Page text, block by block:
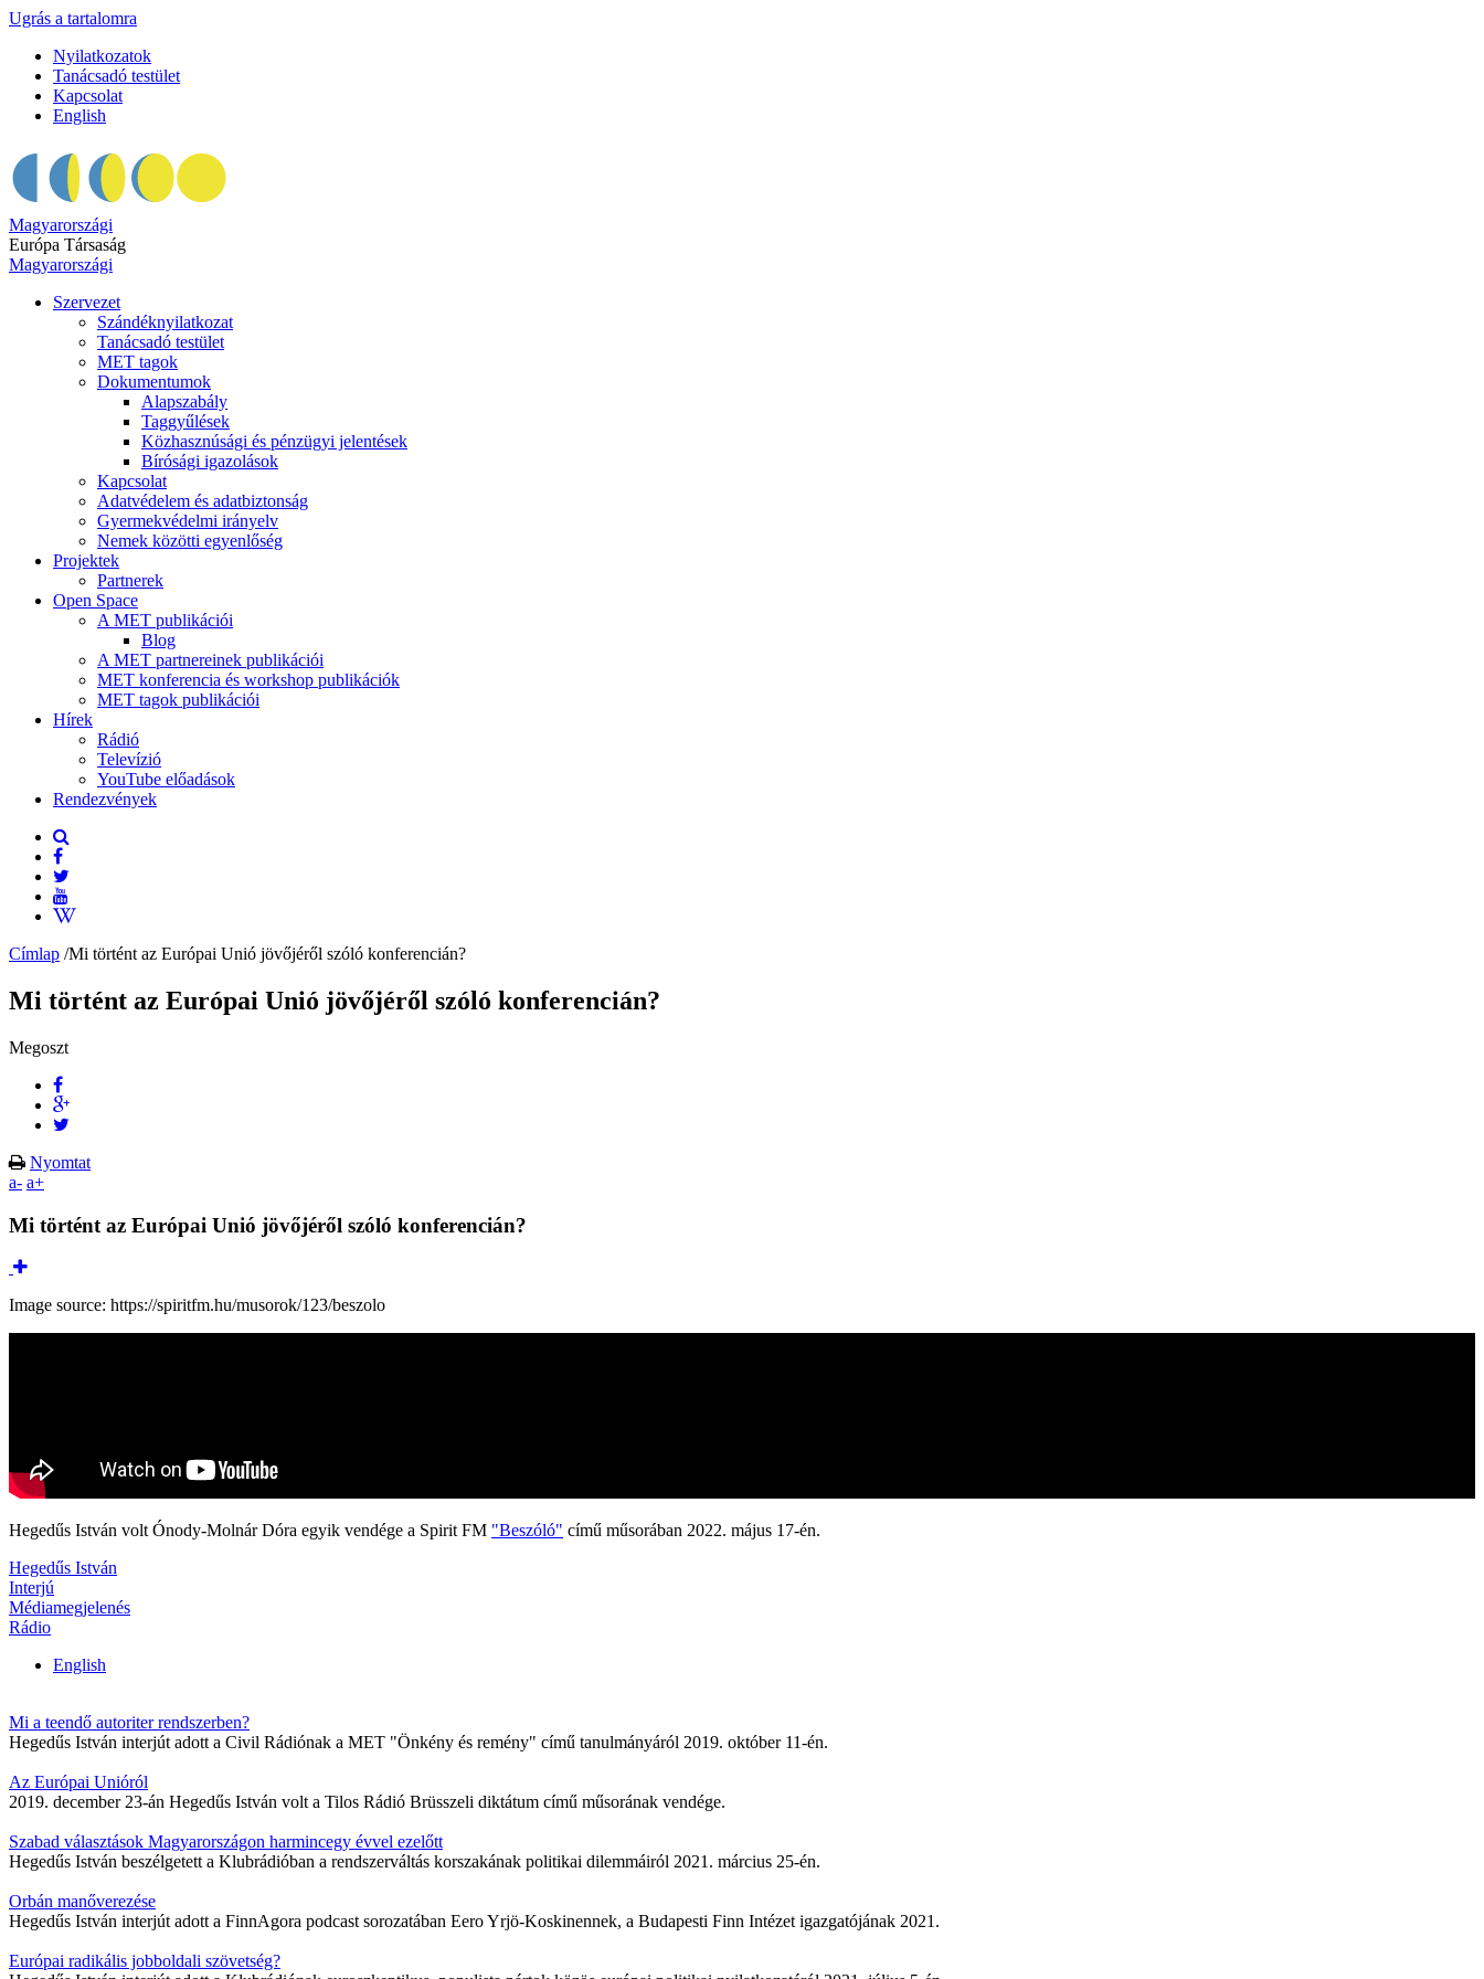
Ugrás a tartalomra
Nyilatkozatok
Tanácsadó testület
Kapcsolat
English
Magyarországi
Európa Társaság
Magyarországi
Szervezet
Szándéknyilatkozat
Tanácsadó testület
MET tagok
Dokumentumok
Alapszabály
Taggyűlések
Közhasznúsági és pénzügyi jelentések
Bírósági igazolások
Kapcsolat
Adatvédelem és adatbiztonság
Gyermekvédelmi irányelv
Nemek közötti egyenlőség
Projektek
Partnerek
Open Space
A MET publikációi
Blog
A MET partnereinek publikációi
MET konferencia és workshop publikációk
MET tagok publikációi
Hírek
Rádió
Televízió
YouTube előadások
Rendezvények
Címlap /Mi történt az Európai Unió jövőjéről szóló konferencián?
Mi történt az Európai Unió jövőjéről szóló konferencián?
Megoszt
Nyomtat
a- a+
Mi történt az Európai Unió jövőjéről szóló konferencián?
Image source: https://spiritfm.hu/musorok/123/beszolo
Hegedűs István volt Ónody-Molnár Dóra egyik vendége a Spirit FM "Beszóló" című műsorában 2022. május 17-én.
Hegedűs István
Interjú
Médiamegjelenés
Rádio
English
Mi a teendő autoriter rendszerben?
Hegedűs István interjút adott a Civil Rádiónak a MET "Önkény és remény" című tanulmányáról 2019. október 11-én.
Az Európai Unióról
2019. december 23-án Hegedűs István volt a Tilos Rádió Brüsszeli diktátum című műsorának vendége.
Szabad választások Magyarországon harmincegy évvel ezelőtt
Hegedűs István beszélgetett a Klubrádióban a rendszerváltás korszakának politikai dilemmáiról 2021. március 25-én.
Orbán manőverezése
Hegedűs István interjút adott a FinnAgora podcast sorozatában Eero Yrjö-Koskinennek, a Budapesti Finn Intézet igazgatójának 2021.
Európai radikális jobboldali szövetség?